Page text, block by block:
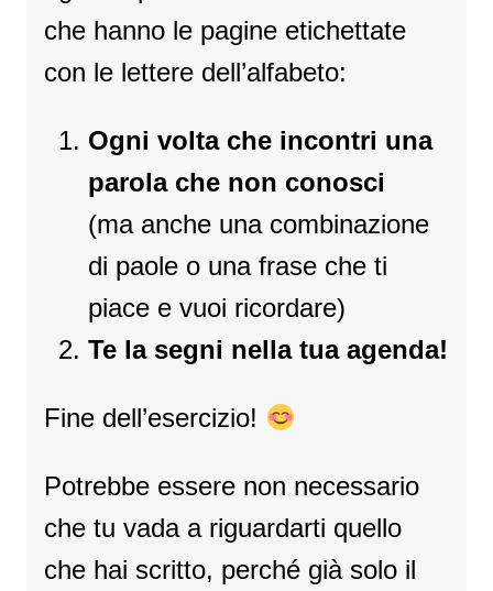
che hanno le pagine etichettate
con le lettere dell’alfabeto:
Ogni volta che incontri una
parola che non conosci
(ma anche una combinazione
di paole o una frase che ti
piace e vuoi ricordare)
Te la segni nella tua agenda!
Fine dell’esercizio!
Potrebbe essere non necessario
che tu vada a riguardarti quello
che hai scritto, perché già solo il